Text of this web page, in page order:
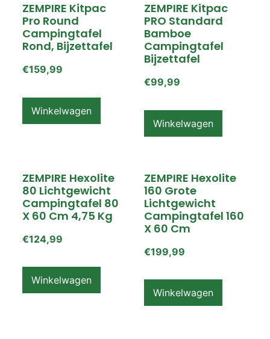
ZEMPIRE Kitpac
Pro Round
Campingtafel
Rond, Bijzettafel
€159,99
Winkelwagen
ZEMPIRE Kitpac
PRO Standard
Bamboe
Campingtafel
Bijzettafel
€99,99
Winkelwagen
ZEMPIRE Hexolite
80 Lichtgewicht
Campingtafel 80
X 60 Cm 4,75 Kg
€124,99
Winkelwagen
ZEMPIRE Hexolite
160 Grote
Lichtgewicht
Campingtafel 160
X 60 Cm
€199,99
Winkelwagen